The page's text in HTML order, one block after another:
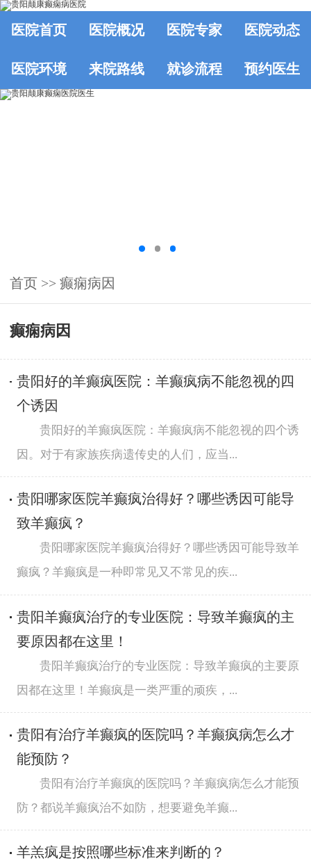
医院首页 医院概况 医院专家 医院动态
医院环境 来院路线 就诊流程 预约医生
首页 >> 癫痫病因
癫痫病因
贵阳好的羊癫疯医院：羊癫疯病不能忽视的四
个诱因
贵阳好的羊癫疯医院：羊癫疯病不能忽视的四个诱
因。对于有家族疾病遗传史的人们，应当...
贵阳哪家医院羊癫疯治得好？哪些诱因可能导
致羊癫疯？
贵阳哪家医院羊癫疯治得好？哪些诱因可能导致羊
癫疯？羊癫疯是一种即常见又不常见的疾...
贵阳羊癫疯治疗的专业医院：导致羊癫疯的主
要原因都在这里！
贵阳羊癫疯治疗的专业医院：导致羊癫疯的主要原
因都在这里！羊癫疯是一类严重的顽疾，...
贵阳有治疗羊癫疯的医院吗？羊癫疯病怎么才
能预防？
贵阳有治疗羊癫疯的医院吗？羊癫疯病怎么才能预
防？都说羊癫疯治不如防，想要避免羊癫...
羊羔疯是按照哪些标准来判断的？